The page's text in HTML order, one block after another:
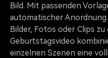
Bild. Mit passenden
automatischer
Bilder, Fotos oder Clips
Geburtstagsvideo
einzelnen Szenen eine